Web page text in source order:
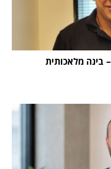
"העתיד הוא Physical AI – בינה מלאכותית